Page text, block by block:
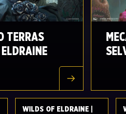
TERRAS
WILDS OF ELDRAINE |